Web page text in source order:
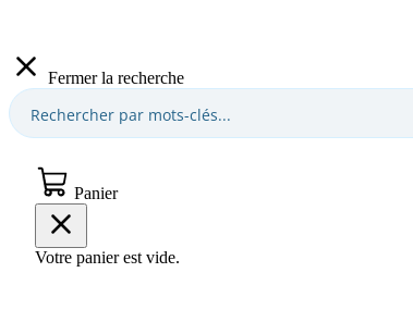
Fermer la recherche
Panier
Votre panier est vide.